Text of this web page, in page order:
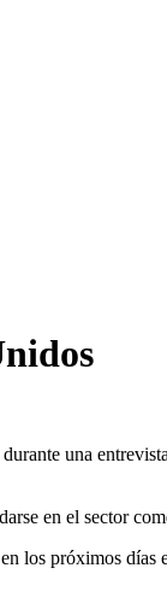
una
en el sector
los próximos días